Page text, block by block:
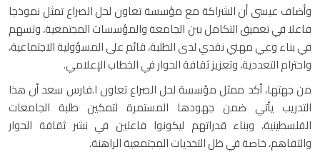
وأضاف عيسى أن الشراكة مع مؤسسة تعاون لحل الصراع تمثل نموذجا
فاعلا في تعميق التكامل بين الجامعة والمؤسسات المجتمعية، وتسهم
في بناء وعي مهني نقدي لدى الطلبة، قائم على المسؤولية الاجتماعية،
واحترام التعددية، وتعزيز ثقافة الحوار في الخطاب الإعلامي.
من جهتها، أكد ممثل مؤسسة لحل الصراع تعاون ا.فارس سعد أن هذا
التدريب يأتي ضمن جهودها المستمرة لتمكين طلبة الجامعات
الفلسطينية، وبناء قدراتهم ليكونوا فاعلين في نشر ثقافة الحوار
والتفاهم، خاصة في ظل التحديات المجتمعية الراهنة.